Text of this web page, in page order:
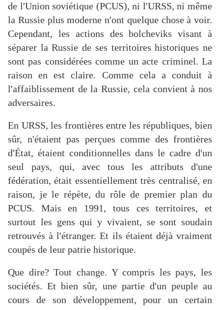
de l'Union soviétique (PCUS), ni l'URSS, ni même
la Russie plus moderne n'ont quelque chose à voir.
Cependant, les actions des bolcheviks visant à
séparer la Russie de ses territoires historiques ne
sont pas considérées comme un acte criminel. La
raison en est claire. Comme cela a conduit à
l'affaiblissement de la Russie, cela convient à nos
adversaires.
En URSS, les frontières entre les républiques, bien
sûr, n'étaient pas perçues comme des frontières
d'État, étaient conditionnelles dans le cadre d'un
seul pays, qui, avec tous les attributs d'une
fédération, était essentiellement très centralisé, en
raison, je le répète, du rôle de premier plan du
PCUS. Mais en 1991, tous ces territoires, et
surtout les gens qui y vivaient, se sont soudain
retrouvés à l'étranger. Et ils étaient déjà vraiment
coupés de leur patrie historique.
Que dire? Tout change. Y compris les pays, les
sociétés. Et bien sûr, une partie d'un peuple au
cours de son développement, pour un certain